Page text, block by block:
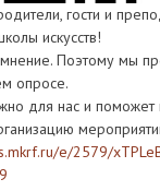
гости и
искусств!
Поэтому мы
опросе.
для нас и поможет
e/2579/